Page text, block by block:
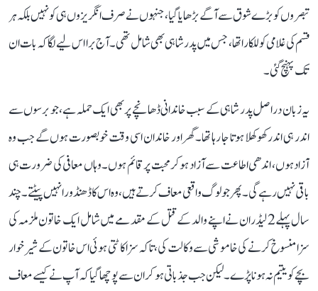
تبصروں کو بڑے شوق سے آگے بڑھایا گیا، جنہوں نے صرف انگریزوں ہی کو نہیں بلکہ ہر
قسم کی غلامی کو للکارا تھا، جس میں پدر شاہی بھی شامل تھی۔ آج برا اس لیے لگا کہ بات ان
تک پہنچ گئی۔
یہ زبان دراصل پدر شاہی کے سبب خاندانی ڈھانچے پر بھی ایک حملہ ہے، جو برسوں سے
اندر ہی اندر کھوکھلا ہوتا جا رہا تھا۔ گھر اور خاندان اسی وقت خوبصورت ہوں گے جب وہ
آزاد ہوں، اندھی اطاعت سے آزاد ہو کر محبت پر قائم ہوں۔ وہاں معافی کی ضرورت ہی
باقی نہیں رہے گی۔ پھر جو لوگ واقعی معاف کرتے ہیں، وہ اس کا ڈھنڈورا نہیں پیٹتے۔ چند
سال پہلے 2 لیڈران نے اپنے والد کے قتل کے مقدمے میں شامل ایک خاتون ملزمہ کی
سزا منسوخ کرنے کی خاموشی سے وکالت کی، تاکہ سزا کاٹتی ہوئی اس خاتون کے شیر خوار
بچے کو یتیم نہ ہونا پڑے۔ لیکن جب جذباتی ہو کر ان سے پوچھا گیا کہ آپ نے کیسے معاف